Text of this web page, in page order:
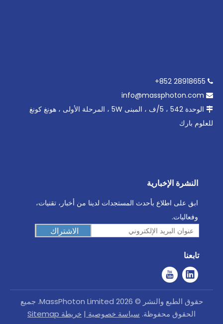



الوحدة 542 ، 5/ف ، المبنى 5W ، المرحلة الأولى ، هونغ كونغ
للعلوم بارك
النشرة الإخبارية
ابق على اطلاع بأحدث المستجدات لدينا من أخبار، تقنيات،
وفعاليات.
الاشتراك
تابعنا
حقوق الطبع والنشر © 2026
MassPhoton Limited. جميع
الحقوق محفوظة. سياسة خصوصية | خريطة Sitemap